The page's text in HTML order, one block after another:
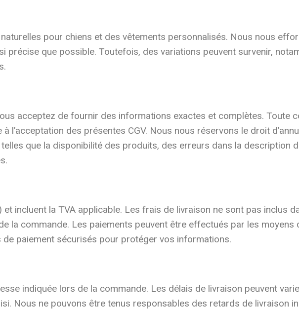
pour chiens et des vêtements personnalisés. Nous nous
précise que possible. Toutefois, des variations peuvent survenir,
acceptez de fournir des informations exactes et complètes. Toute
à l’acceptation des présentes CGV. Nous nous réservons le droit
que la disponibilité des produits, des erreurs dans la description
incluent la TVA applicable. Les frais de livraison ne sont pas inclus
la commande. Les paiements peuvent être effectués par les moyens
paiement sécurisés pour protéger vos informations.
indiquée lors de la commande. Les délais de livraison peuvent
Nous ne pouvons être tenus responsables des retards de livraison